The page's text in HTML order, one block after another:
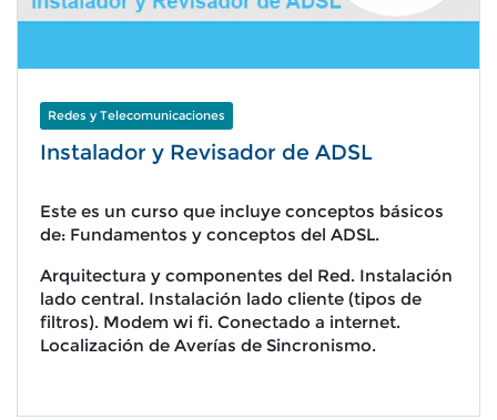
Redes y Telecomunicaciones
Instalador y Revisador de ADSL
Este es un curso que incluye conceptos básicos
de: Fundamentos y conceptos del ADSL.
Arquitectura y componentes del Red. Instalación
lado central. Instalación lado cliente (tipos de
filtros). Modem wi fi. Conectado a internet.
Localización de Averías de Sincronismo.